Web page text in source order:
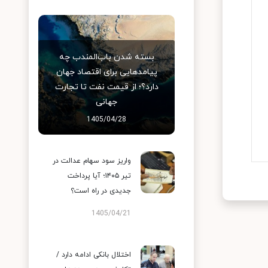
بسته شدن باب‌المندب چه
پیامدهایی برای اقتصاد جهان
دارد؟؛ از قیمت نفت تا تجارت
جهانی
1405/04/28
واریز سود سهام عدالت در
تیر ۱۴۰۵؛ آیا پرداخت
جدیدی در راه است؟
1405/04/21
اختلال بانکی ادامه دارد /